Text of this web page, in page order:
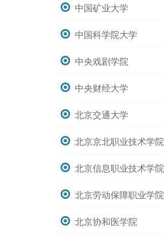
中国矿业大学
中国科学院大学
中央戏剧学院
中央财经大学
北京交通大学
北京京北职业技术学院
北京信息职业技术学院
北京劳动保障职业学院
北京协和医学院